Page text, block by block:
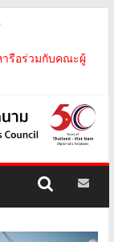
รือร่วมกับคณะผู้
กรุงฮ..
นวันคล้ายวัน
จ..
and
ายกรัฐมนตรีเยือน
ะชุมหารือคณะรัฐ